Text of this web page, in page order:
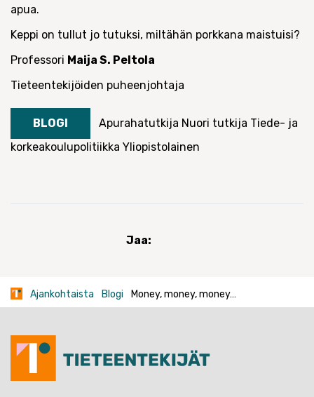
apua.
Keppi on tullut jo tutuksi, miltähän porkkana maistuisi?
Professori Maija S. Peltola
Tieteentekijöiden puheenjohtaja
BLOGI Apurahatutkija Nuori tutkija Tiede- ja
korkeakoulupolitiikka Yliopistolainen
Jaa:
Ajankohtaista Blogi Money, money, money…